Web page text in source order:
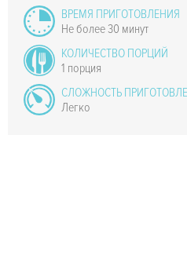
ВРЕМЯ ПРИГОТОВЛЕНИЯ
Не более 30 минут
КОЛИЧЕСТВО ПОРЦИЙ
1 порция
СЛОЖНОСТЬ
Легко